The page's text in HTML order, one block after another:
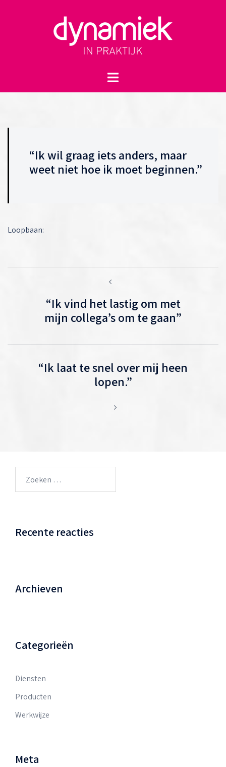
Toggle
“Ik wil graag iets anders, maar
weet niet hoe ik moet beginnen.”
Loopbaan:
“Ik vind het lastig om met
mijn collega’s om te gaan”
“Ik laat te snel over mij heen
lopen.”
naar:
Recente reacties
Archieven
Categorieën
Diensten
Producten
Werkwijze
Meta